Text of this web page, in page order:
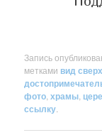
Запись
метками вид
фото ,храмы
ссылку